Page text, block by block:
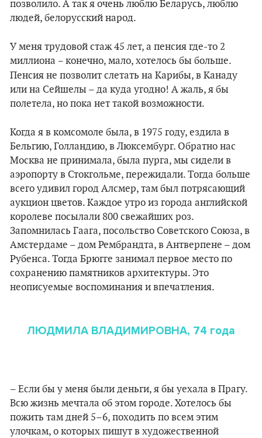
позволило. А так я очень люблю Беларусь, люблю
людей, белорусский народ.
У меня трудовой стаж 45 лет, а пенсия где-то 2
миллиона – конечно, мало, хотелось бы больше.
Пенсия не позволит слетать на Карибы, в Канаду
или на Сейшелы – да куда угодно! А жаль, я бы
полетела, но пока нет такой возможности.
Когда я в комсомоле была, в 1975 году, ездила в
Бельгию, Голландию, в Люксембург. Обратно нас
Москва не принимала, была пурга, мы сидели в
аэропорту в Стокгольме, пережидали. Тогда больше
всего удивил город Алсмер, там был потрясающий
аукцион цветов. Каждое утро из города английской
королеве посылали 800 свежайших роз.
Запомнилась Гаага, посольство Советского Союза, в
Амстердаме – дом Рембрандта, в Антверпене – дом
Рубенса. Тогда Брюгге занимал первое место по
сохранению памятников архитектуры. Это
неописуемые воспоминания и впечатления.
ЛЮДМИЛА ВЛАДИМИРОВНА, 74 года
– Если бы у меня были деньги, я бы уехала в Прагу.
Всю жизнь мечтала об этом городе. Хотелось бы
пожить там дней 5–6, походить по всем этим
улочкам, о которых пишут в художественной